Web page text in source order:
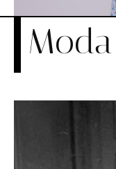
Moda